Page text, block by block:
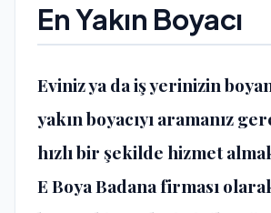
En Yakın Boyacı
Eviniz ya da iş yerinizin
yakın boyacıyı aramanız
hızlı bir şekilde hizmet
E Boya Badanafirması